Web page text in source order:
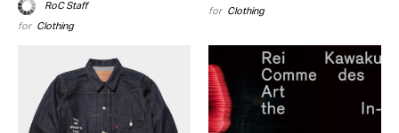
RoC Staff
for Clothing
for Clothing